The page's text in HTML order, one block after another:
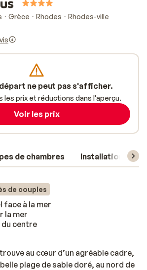
Grèce Rhodes
Rhodes-ville
de chambres Installations
de couples
face à la mer
la mer
du centre
au cœur d’un agréable cadre,
plage de sable doré, au nord de
ne peut pas s'afficher.
les prix et réductions dans l'aperçu.
Voir les prix